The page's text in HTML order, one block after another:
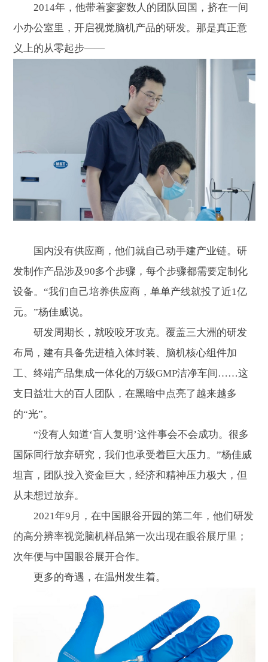
2014年，他带着寥寥数人的团队回国，挤在一间
小办公室里，开启视觉脑机产品的研发。那是真正意
义上的从零起步——
国内没有供应商，他们就自己动手建产业链。研
发制作产品涉及90多个步骤，每个步骤都需要定制化
设备。“我们自己培养供应商，单单产线就投了近1亿
元。”杨佳威说。
研发周期长，就咬咬牙攻克。覆盖三大洲的研发
布局，建有具备先进植入体封装、脑机核心组件加
工、终端产品集成一体化的万级GMP洁净车间……这
支日益壮大的百人团队，在黑暗中点亮了越来越多
的“光”。
“没有人知道‘盲人复明’这件事会不会成功。很多
国际同行放弃研究，我们也承受着巨大压力。”杨佳威
坦言，团队投入资金巨大，经济和精神压力极大，但
从未想过放弃。
2021年9月，在中国眼谷开园的第二年，他们研发
的高分辨率视觉脑机样品第一次出现在眼谷展厅里；
次年便与中国眼谷展开合作。
更多的奇遇，在温州发生着。